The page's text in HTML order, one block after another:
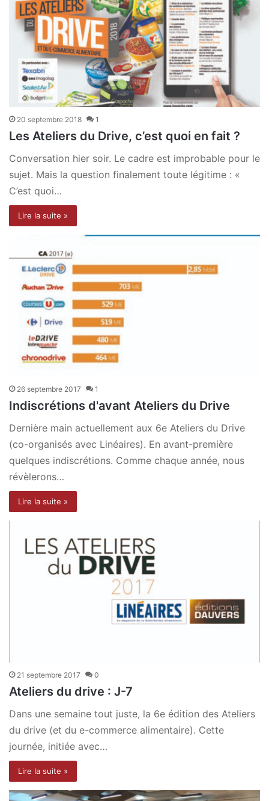
20 septembre 2018 1
Les Ateliers du Drive, c’est quoi en fait ?
Conversation hier soir. Le cadre est improbable pour le
sujet. Mais la question finalement toute légitime : «
C’est quoi…
Lire la suite »
26 septembre 2017 1
Indiscrétions d'avant Ateliers du Drive
Dernière main actuellement aux 6e Ateliers du Drive
(co-organisés avec Linéaires). En avant-première
quelques indiscrétions. Comme chaque année, nous
révèlerons…
Lire la suite »
21 septembre 2017 0
Ateliers du drive : J-7
Dans une semaine tout juste, la 6e édition des Ateliers
du drive (et du e-commerce alimentaire). Cette
journée, initiée avec…
Lire la suite »